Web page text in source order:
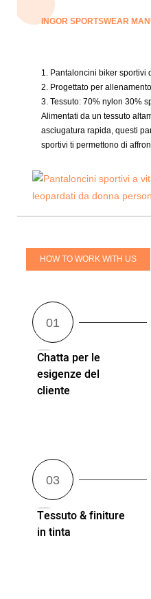
INGOR SPORTSWEAR
1. Pantaloncini biker sportivi
2. Progettato per
3. Tessuto: 70% nylon 30%
Alimentati da un tessuto
asciugatura rapida, questi
sportivi ti permettono di
HOW TO WORK WITH US
Chatta per le
esigenze del
cliente
Tessuto & finiture
in tinta